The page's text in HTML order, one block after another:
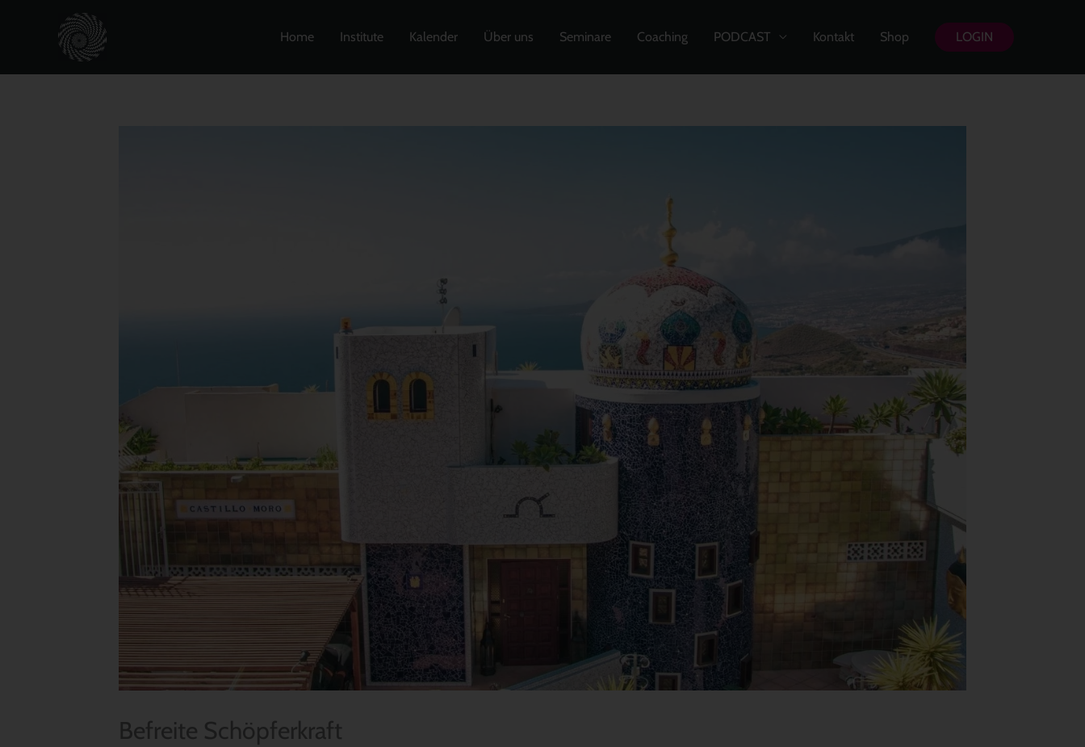
Home Institute Kalender Über uns Seminare Coaching PODCAST Kontakt Shop LOGIN
Befreite Schöpferkraft